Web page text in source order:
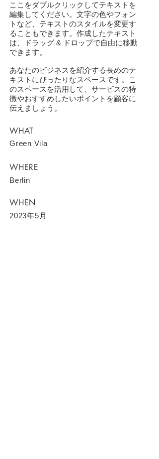
ここをダブルクリックしてテキストを
編集してください。文字の色やフォン
トなど、テキストのスタイルを変更す
ることもできます。作成したテキスト
は、ドラッグ & ドロップで自由に移動
できます。
あなたのビジネスを紹介する長めのテ
キストにぴったりなスペースです。こ
のスペースを活用して、サービスの特
徴やおすすめしたいポイントを顧客に
伝えましょう。
WHAT
Green Vila
WHERE
Berlin
WHEN
2023年5月